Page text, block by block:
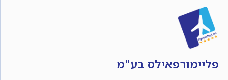
פליימורפאילס בע"מ